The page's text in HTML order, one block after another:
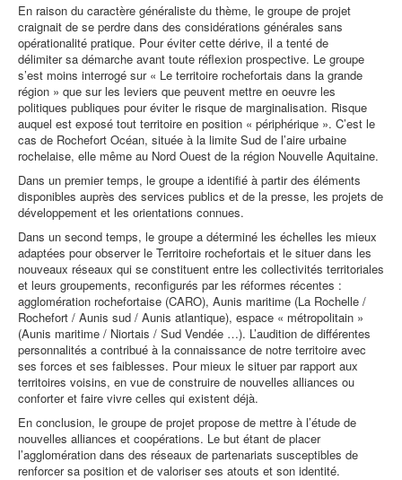
Annuaire membres
Nous contacter
En raison du caractère généraliste du thème, le groupe de projet
craignait de se perdre dans des considérations générales sans
opérationalité pratique. Pour éviter cette dérive, il a tenté de
délimiter sa démarche avant toute réflexion prospective. Le groupe
s’est moins interrogé sur « Le territoire rochefortais dans la grande
région » que sur les leviers que peuvent mettre en oeuvre les
politiques publiques pour éviter le risque de marginalisation. Risque
auquel est exposé tout territoire en position « périphérique ». C’est le
cas de Rochefort Océan, située à la limite Sud de l’aire urbaine
rochelaise, elle même au Nord Ouest de la région Nouvelle Aquitaine.
Dans un premier temps, le groupe a identifié à partir des éléments
disponibles auprès des services publics et de la presse, les projets de
développement et les orientations connues.
Dans un second temps, le groupe a déterminé les échelles les mieux
adaptées pour observer le Territoire rochefortais et le situer dans les
nouveaux réseaux qui se constituent entre les collectivités territoriales
et leurs groupements, reconfigurés par les réformes récentes :
agglomération rochefortaise (CARO), Aunis maritime (La Rochelle /
Rochefort / Aunis sud / Aunis atlantique), espace « métropolitain »
(Aunis maritime / Niortais / Sud Vendée …). L’audition de différentes
personnalités a contribué à la connaissance de notre territoire avec
ses forces et ses faiblesses. Pour mieux le situer par rapport aux
territoires voisins, en vue de construire de nouvelles alliances ou
conforter et faire vivre celles qui existent déjà.
En conclusion, le groupe de projet propose de mettre à l’étude de
nouvelles alliances et coopérations. Le but étant de placer
l’agglomération dans des réseaux de partenariats susceptibles de
renforcer sa position et de valoriser ses atouts et son identité.